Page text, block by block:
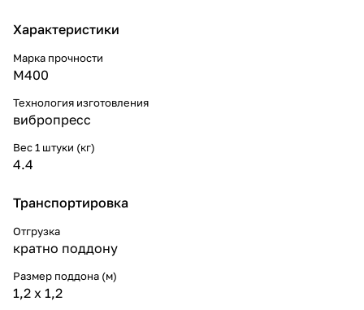
Характеристики
Марка прочности
М400
Технология изготовления
вибропресс
Вес 1 штуки (кг)
4.4
Транспортировка
Отгрузка
кратно поддону
Размер поддона (м)
1,2 x 1,2